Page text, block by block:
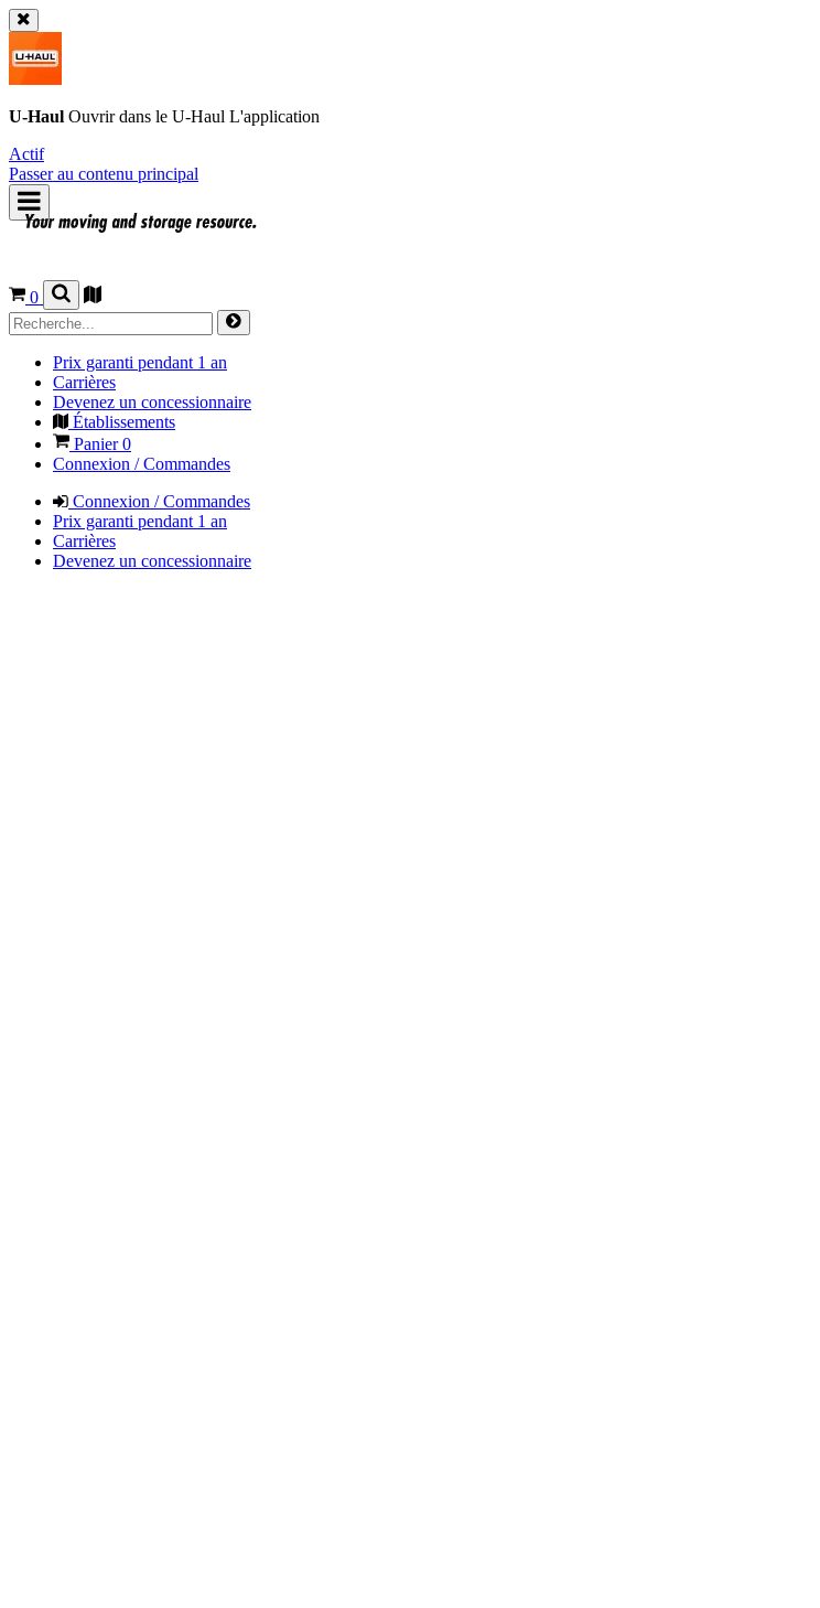
U-Haul Ouvrir dans le U-Haul L'application
Actif
Passer au contenu principal
0
Prix garanti pendant 1 an
Carrières
Devenez un concessionnaire
Établissements
Panier0
Connexion / Commandes
Connexion / Commandes
Prix garanti pendant 1 an
Carrières
Devenez un concessionnaire